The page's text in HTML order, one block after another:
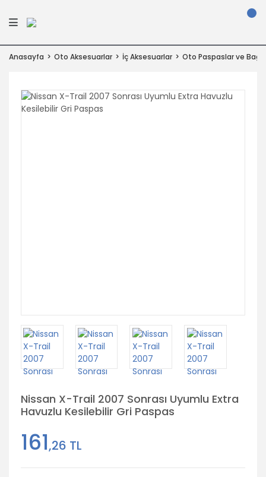
Anasayfa Oto Aksesuarlar İç Aksesuarlar Oto Paspaslar ve
Nissan X-Trail 2007 Sonrası Uyumlu Extra
Havuzlu Kesilebilir Gri Paspas
161,26 TL